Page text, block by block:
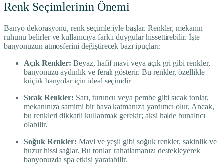
Renk Seçimlerinin Önemi
Banyo dekorasyonu, renk seçimleriyle başlar. Renkler, mekanın
ruhunu belirler ve kullanıcıya farklı duygular hissettirebilir. İşte
banyonuzun atmosferini değiştirecek bazı ipuçları:
Açık Renkler: Beyaz, hafif mavi veya açık gri gibi renkler,
banyonuzu aydınlık ve ferah gösterir. Bu renkler, özellikle
küçük banyolar için ideal seçimdir.
Sıcak Renkler: Sarı, turuncu veya pembe gibi sıcak tonlar,
mekanınıza samimi bir hava katmanıza yardımcı olur. Ancak,
bu renkleri dikkatli kullanmak gerekir; aksi halde bunaltıcı
olabilir.
Soğuk Renkler: Mavi ve yeşil gibi soğuk renkler, sakinlik ve
huzur hissi sağlar. Bu tonlar, rahatlamanızı destekleyerek
banyonuzda spa etkisi yaratabilir.